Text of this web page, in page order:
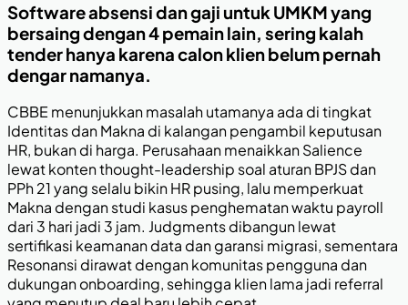
Software absensi dan gaji untuk UMKM yang
bersaing dengan 4 pemain lain, sering kalah
tender hanya karena calon klien belum pernah
dengar namanya.
CBBE menunjukkan masalah utamanya ada di tingkat
Identitas dan Makna di kalangan pengambil keputusan
HR, bukan di harga. Perusahaan menaikkan Salience
lewat konten thought-leadership soal aturan BPJS dan
PPh 21 yang selalu bikin HR pusing, lalu memperkuat
Makna dengan studi kasus penghematan waktu payroll
dari 3 hari jadi 3 jam. Judgments dibangun lewat
sertifikasi keamanan data dan garansi migrasi, sementara
Resonansi dirawat dengan komunitas pengguna dan
dukungan onboarding, sehingga klien lama jadi referral